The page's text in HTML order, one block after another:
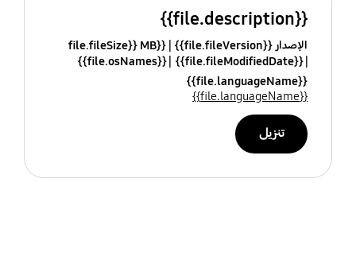
{{file.description}}
الإصدار {{file.fileVersion}}
{{file.fileSize}} MB
{{file.fileModifiedDate}}
{{file.osNames}}
{{file.languageName}}
{{file.languageName}}
تنزيل